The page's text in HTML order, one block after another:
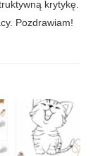
krytykę.
Pozdrawiam!